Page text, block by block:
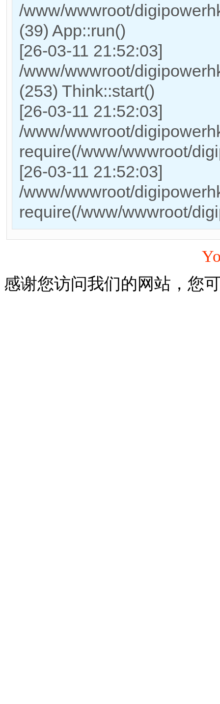
/www/wwwroot/
(39) App::run()
[26-03-11 21:52:03]
/www/wwwroot/
(253) Think::start()
[26-03-11 21:52:03]
/www/wwwroot/
require(/www/wwwroot/
[26-03-11 21:52:03]
/www/wwwroot/
require(/www/wwwroot/
感谢您访问我们的网站，您